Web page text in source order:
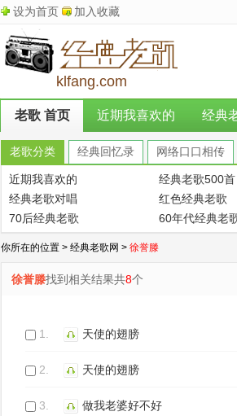
设为首页 加入收藏
klfang.com
老歌 首页 近期我喜欢的 经典
老歌分类 经典回忆录 网络口口相传
近期我喜欢的 经典老歌500首
经典老歌对唱
红色经典老歌
70后经典老歌
60年代经典老
你所在的位置 > 经典老歌网 > 徐誉滕
徐誉滕找到相关结果共8个
1. 天使的翅膀
2. 天使的翅膀
3. 做我老婆好不好